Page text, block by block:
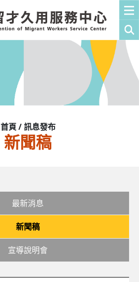
首頁 / 訊息發布
新聞稿
最新消息
新聞稿
宣導說明會